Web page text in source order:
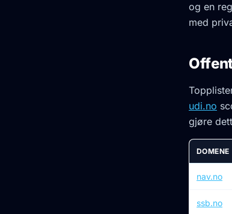
og en
med
udi.no
gjøre
DOMENE
nav.no
ssb.no